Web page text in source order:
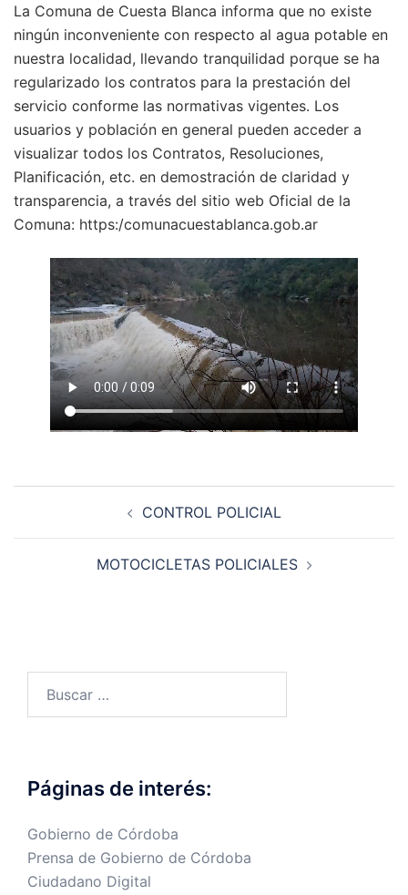
La Comuna de Cuesta Blanca informa que no existe
ningún inconveniente con respecto al agua potable en
nuestra localidad, llevando tranquilidad porque se ha
regularizado los contratos para la prestación del
servicio conforme las normativas vigentes. Los
usuarios y población en general pueden acceder a
visualizar todos los Contratos, Resoluciones,
Planificación, etc. en demostración de claridad y
transparencia, a través del sitio web Oficial de la
Comuna: https:/comunacuestablanca.gob.ar
CONTROL POLICIAL
MOTOCICLETAS POLICIALES
Páginas de interés:
Gobierno de Córdoba
Prensa de Gobierno de Córdoba
Ciudadano Digital